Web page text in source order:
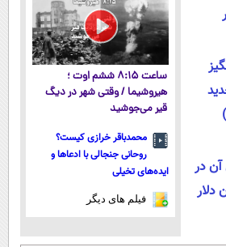
در
دلار
ساعت ۸:۱۵ ششم اوت ؛
هیروشیما / وقتی شهر در دیگ
قیر می‌جوشید
محمدباقر خرازی کیست؟
روحانی جنجالی با ادعاها و
ایده‌های تخیلی
فیلم های دیگر